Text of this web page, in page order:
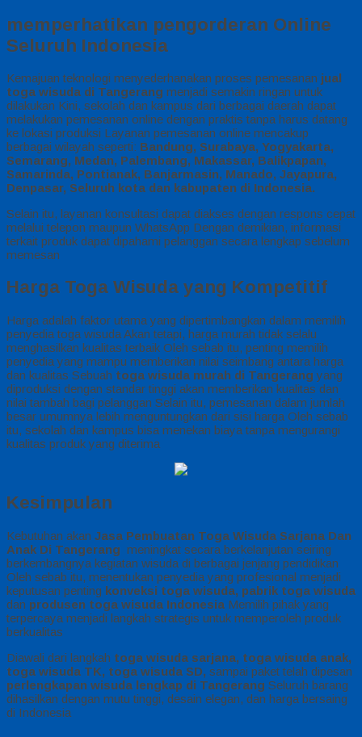
memperhatikan pengorderan Online
Seluruh Indonesia
Kemajuan teknologi menyederhanakan proses pemesanan jual
toga wisuda di Tangerang menjadi semakin ringan untuk
dilakukan Kini, sekolah dan kampus dari berbagai daerah dapat
melakukan pemesanan online dengan praktis tanpa harus datang
ke lokasi produksi Layanan pemesanan online mencakup
berbagai wilayah seperti: Bandung, Surabaya, Yogyakarta,
Semarang, Medan, Palembang, Makassar, Balikpapan,
Samarinda, Pontianak, Banjarmasin, Manado, Jayapura,
Denpasar, Seluruh kota dan kabupaten di Indonesia.
Selain itu, layanan konsultasi dapat diakses dengan respons cepat
melalui telepon maupun WhatsApp Dengan demikian, informasi
terkait produk dapat dipahami pelanggan secara lengkap sebelum
memesan
Harga Toga Wisuda yang Kompetitif
Harga adalah faktor utama yang dipertimbangkan dalam memilih
penyedia toga wisuda Akan tetapi, harga murah tidak selalu
menghasilkan kualitas terbaik Oleh sebab itu, penting memilih
penyedia yang mampu memberikan nilai seimbang antara harga
dan kualitas Sebuah toga wisuda murah di Tangerang yang
diproduksi dengan standar tinggi akan memberikan kualitas dan
nilai tambah bagi pelanggan Selain itu, pemesanan dalam jumlah
besar umumnya lebih menguntungkan dari sisi harga Oleh sebab
itu, sekolah dan kampus bisa menekan biaya tanpa mengurangi
kualitas produk yang diterima
Kesimpulan
Kebutuhan akan Jasa Pembuatan Toga Wisuda Sarjana Dan
Anak Di Tangerang meningkat secara berkelanjutan seiring
berkembangnya kegiatan wisuda di berbagai jenjang pendidikan
Oleh sebab itu, menentukan penyedia yang profesional menjadi
keputusan penting konveksi toga wisuda, pabrik toga wisuda
dan produsen toga wisuda Indonesia Memilih pihak yang
terpercaya menjadi langkah strategis untuk memperoleh produk
berkualitas
Diawali dari langkah toga wisuda sarjana, toga wisuda anak,
toga wisuda TK, toga wisuda SD, sampai paket telah dipesan
perlengkapan wisuda lengkap di Tangerang Seluruh barang
dihasilkan dengan mutu tinggi, desain elegan, dan harga bersaing
di Indonesia